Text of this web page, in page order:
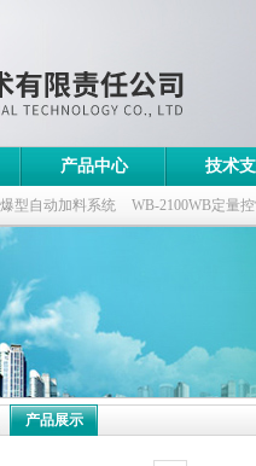
产品中心 技术
型自动加料系统 WB-2100WB定量
控制仪
产品展示